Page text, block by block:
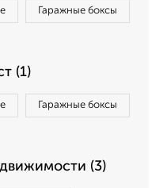
Гаражные боксы
(1)
Гаражные боксы
(3)